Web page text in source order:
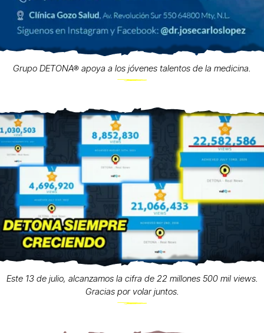
Grupo DETONA® apoya a los jóvenes talentos de la medicina.
Este 13 de julio, alcanzamos la cifra de 22 millones 500 mil views.
Gracias por volar juntos.